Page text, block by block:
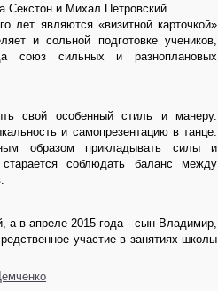
лет являются «визитной карточкой»
и сольной подготовке учеников,
союз сильных и разноплановых
свой особенный стиль и манеру.
и самопрезентацию в танце.
образом прикладывать силы и
соблюдать баланс между
а в апреле 2015 года - сын Владимир,
участие в занятиях школы